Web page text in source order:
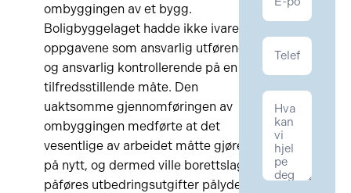
ombyggingen av et bygg.
Boligbyggelaget hadde ikke ivaretatt
oppgavene som ansvarlig utførende
og ansvarlig kontrollerende på en
tilfredsstillende måte. Den
uaktsomme gjennomføringen av
ombyggingen medførte at det
vesentlige av arbeidet måtte gjøres
på nytt, og dermed ville borettslaget
påføres utbedringsutgifter pålydende